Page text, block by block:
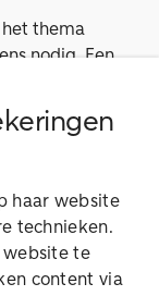
thema
nodig. Een
haar website
technieken.
website te
content via